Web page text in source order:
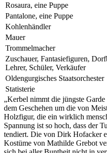
Rosaura, eine Puppe
Pantalone, eine Puppe
Kohlenhändler
Mauer
Trommelmacher
Zuschauer, Fantasiefiguren,
Lehrer, Schüler, Verkäufer
Oldengurgisches Staatsorchester
Statisterie
„Kerbel nimmt die jüngste
dem Geschehen um die von
Holzfigur, die ein wirklich
Spannung ist so hoch, dass der
tendiert. Die von Dirk Hofacker
Kostüme von Mathilde Grebot